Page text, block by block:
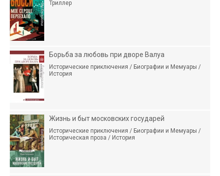
Триллер
Борьба за любовь при дворе Валуа
Исторические приключения / Биографии и Мемуары /
История
Жизнь и быт московских государей
Исторические приключения / Биографии и Мемуары /
Историческая проза / История